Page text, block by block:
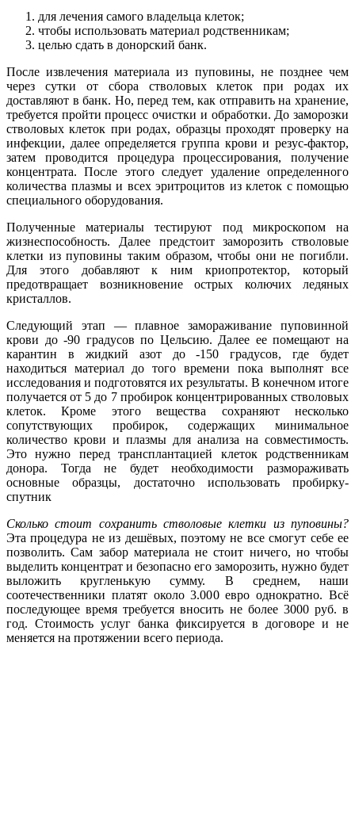
для лечения самого владельца клеток;
чтобы использовать материал родственникам;
целью сдать в донорский банк.
После извлечения материала из пуповины, не позднее чем
через сутки от сбора стволовых клеток при родах их
доставляют в банк. Но, перед тем, как отправить на хранение,
требуется пройти процесс очистки и обработки. До заморозки
стволовых клеток при родах, образцы проходят проверку на
инфекции, далее определяется группа крови и резус-фактор,
затем проводится процедура процессирования, получение
концентрата. После этого следует удаление определенного
количества плазмы и всех эритроцитов из клеток с помощью
специального оборудования.
Полученные материалы тестируют под микроскопом на
жизнеспособность. Далее предстоит заморозить стволовые
клетки из пуповины таким образом, чтобы они не погибли.
Для этого добавляют к ним криопротектор, который
предотвращает возникновение острых колючих ледяных
кристаллов.
Следующий этап — плавное замораживание пуповинной
крови до -90 градусов по Цельсию. Далее ее помещают на
карантин в жидкий азот до -150 градусов, где будет
находиться материал до того времени пока выполнят все
исследования и подготовятся их результаты. В конечном итоге
получается от 5 до 7 пробирок концентрированных стволовых
клеток. Кроме этого вещества сохраняют несколько
сопутствующих пробирок, содержащих минимальное
количество крови и плазмы для анализа на совместимость.
Это нужно перед трансплантацией клеток родственникам
донора. Тогда не будет необходимости размораживать
основные образцы, достаточно использовать пробирку-
спутник
Сколько стоит сохранить стволовые клетки из пуповины?
Эта процедура не из дешёвых, поэтому не все смогут себе ее
позволить. Сам забор материала не стоит ничего, но чтобы
выделить концентрат и безопасно его заморозить, нужно будет
выложить кругленькую сумму. В среднем, наши
соотечественники платят около 3.000 евро однократно. Всё
последующее время требуется вносить не более 3000 руб. в
год. Стоимость услуг банка фиксируется в договоре и не
меняется на протяжении всего периода.